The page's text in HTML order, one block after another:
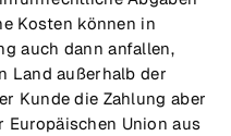
Kosten können in
auch dann anfallen,
Land außerhalb der
Kunde die Zahlung aber
Europäischen Union aus